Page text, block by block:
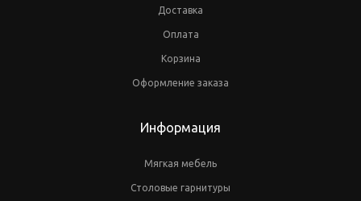
Доставка
Оплата
Корзина
Оформление заказа
Информация
Мягкая мебель
Столовые гарнитуры